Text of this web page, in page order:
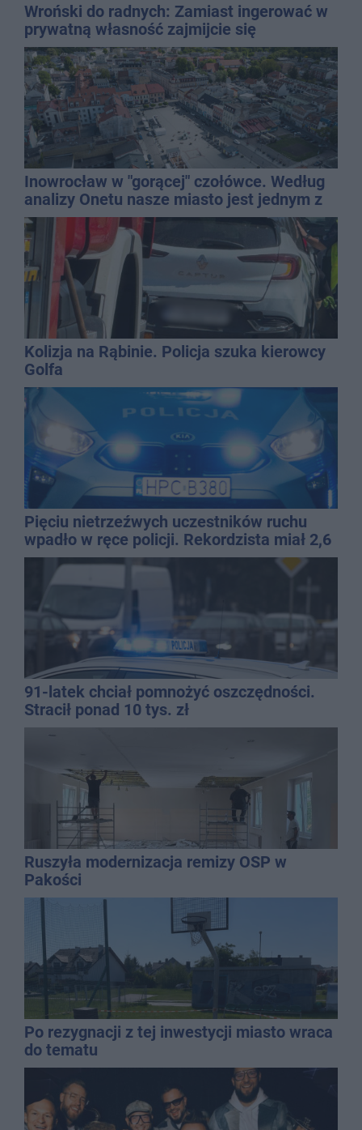
Wroński do radnych: Zamiast ingerować w
prywatną własność zajmijcie się
gospodarką
Inowrocław w "gorącej" czołówce. Według
analizy Onetu nasze miasto jest jednym z
najbardziej narażonych na upały
Kolizja na Rąbinie. Policja szuka kierowcy
Golfa
Pięciu nietrzeźwych uczestników ruchu
wpadło w ręce policji. Rekordzista miał 2,6
promila
91-latek chciał pomnożyć oszczędności.
Stracił ponad 10 tys. zł
Ruszyła modernizacja remizy OSP w
Pakości
Po rezygnacji z tej inwestycji miasto wraca
do tematu